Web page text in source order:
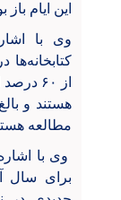
این ایام
وی با
کتابخانه‌ها
از ۶۰
مطالعه
وی با